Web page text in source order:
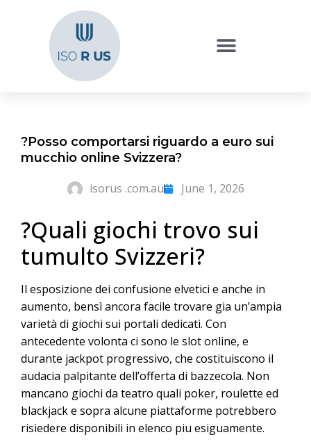
?Posso comportarsi riguardo a euro sui
mucchio online Svizzera?
isorus .com.au
June 1, 2026
?Quali giochi trovo sui
tumulto Svizzeri?
Il esposizione dei confusione elvetici e anche in
aumento, bensì ancora facile trovare gia un’ampia
varietà di giochi sui portali dedicati. Con
antecedente volonta ci sono le slot online, e
durante jackpot progressivo, che costituiscono il
audacia palpitante dell’offerta di bazzecola. Non
mancano giochi da teatro quali poker, roulette ed
blackjack e sopra alcune piattaforme potrebbero
risiedere disponibili in elenco piu esiguamente.